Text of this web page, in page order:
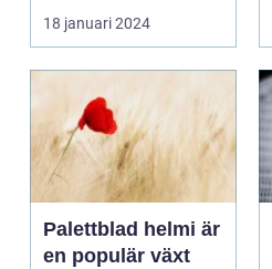
18 januari 2024
Palettblad helmi är
en populär växt